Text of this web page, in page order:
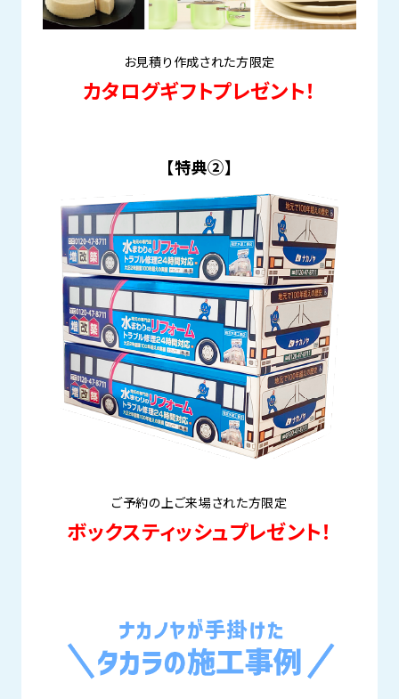
お見積り作成された方限定
カタログギフトプレゼント！
【特典②】
ご予約の上ご来場された方限定
ボックスティッシュプレゼント！